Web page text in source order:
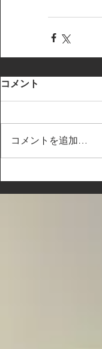
コメント
コメントを追加…